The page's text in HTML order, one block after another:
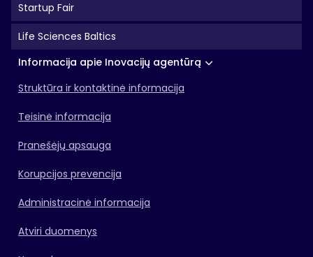
Startup Fair
Life Sciences Baltics
Informacija apie Inovacijų agentūrą
Struktūra ir kontaktinė informacija
Teisinė informacija
Pranešėjų apsauga
Korupcijos prevencija
Administracinė informacija
Atviri duomenys